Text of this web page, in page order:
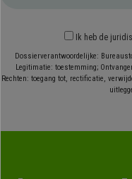
Ik heb de
Dossierverantwoordelijke:
Legitimatie: toestemming;
Rechten: toegang tot, rectificatie,